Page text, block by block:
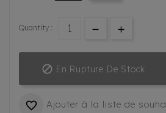
Quantity :
 En Rupture De Stock
 Ajouter à la liste de